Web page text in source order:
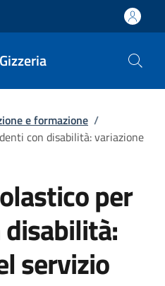
e formazione /
con disabilità: variazione
per
servizio